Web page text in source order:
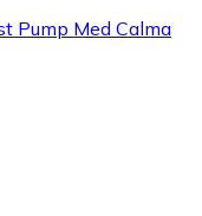
Pump Med Calma